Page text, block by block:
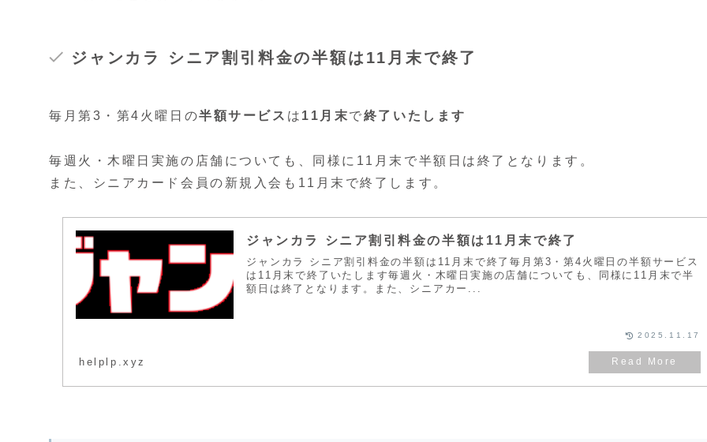
ジャンカラ シニア割引料金の半額は11月末で終了
毎月第3・第4火曜日の半額サービス は 11月末で終了いたします
毎週火・木曜日実施の店舗についても、同様に11月末で半額日は終了となります。
また、シニアカード会員の新規入会も11月末で終了します。
ジャンカラ シニア割引料金の半額は11月末で終了
ジャンカラ シニア割引料金の半額は11月末で終了毎月第3・第4火曜日の半額サービス
は11月末で終了いたします毎週火・木曜日実施の店舗についても、同様に11月末で半
額日は終了となります。また、シニアカー...
helplp.xyz
2025.11.17